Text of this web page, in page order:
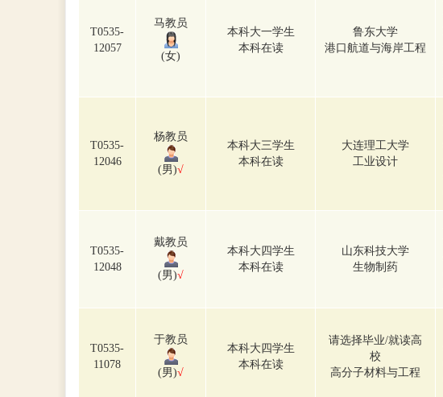
T0535-
12057
马教员
(女)
本科大一学生
本科在读
鲁东大学
港口航道与海岸工程
T0535-
12046
杨教员
(男)√
本科大三学生
本科在读
大连理工大学
工业设计
T0535-
12048
戴教员
(男)√
本科大四学生
本科在读
山东科技大学
生物制药
T0535-
11078
于教员
(男)√
本科大四学生
本科在读
请选择毕业/就读高
校
高分子材料与工程